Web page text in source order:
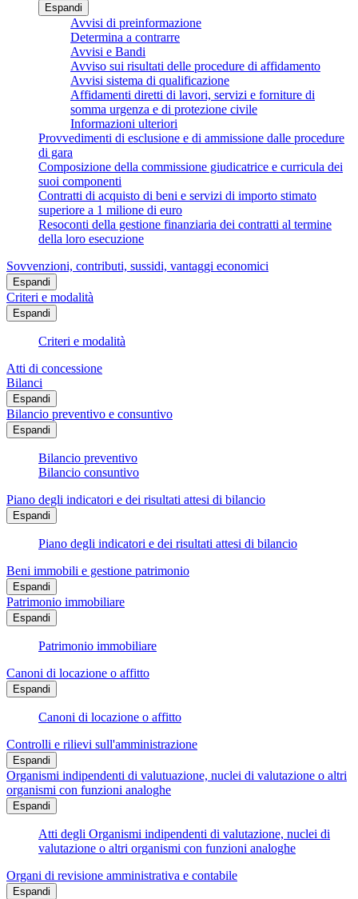
Espandi
Avvisi di preinformazione
Determina a contrarre
Avvisi e Bandi
Avviso sui risultati delle procedure di affidamento
Avvisi sistema di qualificazione
Affidamenti diretti di lavori, servizi e forniture di
somma urgenza e di protezione civile
Informazioni ulteriori
Provvedimenti di esclusione e di ammissione dalle procedure
di gara
Composizione della commissione giudicatrice e curricula dei
suoi componenti
Contratti di acquisto di beni e servizi di importo stimato
superiore a 1 milione di euro
Resoconti della gestione finanziaria dei contratti al termine
della loro esecuzione
Sovvenzioni, contributi, sussidi, vantaggi economici
Espandi
Criteri e modalità
Espandi
Criteri e modalità
Atti di concessione
Bilanci
Espandi
Bilancio preventivo e consuntivo
Espandi
Bilancio preventivo
Bilancio consuntivo
Piano degli indicatori e dei risultati attesi di bilancio
Espandi
Piano degli indicatori e dei risultati attesi di bilancio
Beni immobili e gestione patrimonio
Espandi
Patrimonio immobiliare
Espandi
Patrimonio immobiliare
Canoni di locazione o affitto
Espandi
Canoni di locazione o affitto
Controlli e rilievi sull'amministrazione
Espandi
Organismi indipendenti di valutuazione, nuclei di valutazione o altri
organismi con funzioni analoghe
Espandi
Atti degli Organismi indipendenti di valutazione, nuclei di
valutazione o altri organismi con funzioni analoghe
Organi di revisione amministrativa e contabile
Espandi